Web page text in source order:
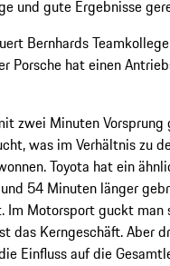
und gute Ergebnisse
Bernhards
Porsche hat einen
zwei Minuten
was im Verhältnis zu
Toyota hat ein
54 Minuten länger
Im Motorsport guckt
das Kerngeschäft. Aber
Einfluss auf die